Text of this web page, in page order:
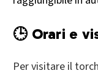
🕒 Orari e
Per visitare il